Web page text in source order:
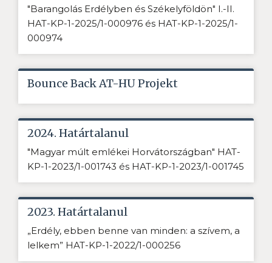
"Barangolás Erdélyben és Székelyföldön" I.-II.
HAT-KP-1-2025/1-000976 és HAT-KP-1-2025/1-
000974
Bounce Back AT-HU Projekt
2024. Határtalanul
"Magyar múlt emlékei Horvátországban" HAT-
KP-1-2023/1-001743 és HAT-KP-1-2023/1-001745
2023. Határtalanul
„Erdély, ebben benne van minden: a szívem, a
lelkem” HAT-KP-1-2022/1-000256